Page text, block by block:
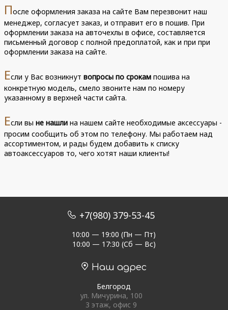
После оформления заказа на сайте Вам перезвонит наш
менеджер, согласует заказ, и отправит его в пошив. При
оформлении заказа на авточехлы в офисе, составляется
письменный договор с полной предоплатой, как и при при
оформлении заказа на сайте.
Если у Вас возникнутвопросы по срокам пошива на
конкретную модель, смело звоните нам по номеру
указанному в верхней части сайта.
Если выне нашлина нашем сайте необходимые аксессуары -
просим сообщить об этом по телефону. Мы работаем над
ассортиментом, и рады будем добавить к списку
автоаксессуаров то, чего хотят наши клиенты!
+7(980) 379-53-45
10:00 — 19:00 (Пн — Пт)
10:00 — 17:30 (Сб — Вс)
Наш адрес
Белгород
ул. Мичурина, 100
3 этаж, офис 9